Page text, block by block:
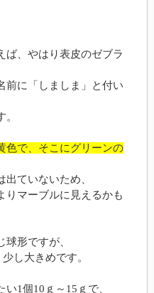
ば、やはり表皮のゼブラ
前に「しましま」と付い
色で、そこにグリーンの
ていないため、
りマーブルに見えるかも
形ですが、
し大きめです。
1個10ｇ～15ｇで、